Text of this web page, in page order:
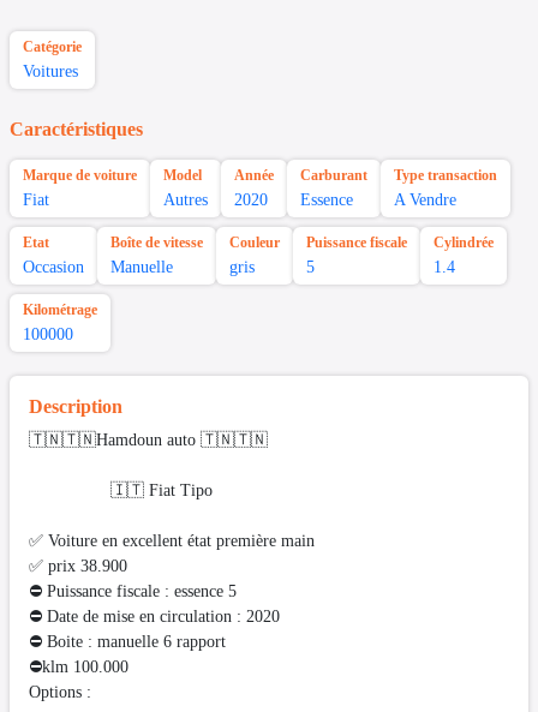
Catégorie
Voitures
Caractéristiques
Marque de voiture
Fiat
Model
Autres
Année
2020
Carburant
Essence
Type transaction
A Vendre
Etat
Occasion
Boîte de vitesse
Manuelle
Couleur
gris
Puissance fiscale
5
Cylindrée
1.4
Kilométrage
100000
Description
🇹🇳🇹🇳Hamdoun auto 🇹🇳🇹🇳
🇮🇹 Fiat Tipo
✅ Voiture en excellent état première main
✅ prix 38.900
⛔ Puissance fiscale : essence 5
⛔ Date de mise en circulation : 2020
⛔ Boite : manuelle 6 rapport
⛔️klm 100.000
Options :